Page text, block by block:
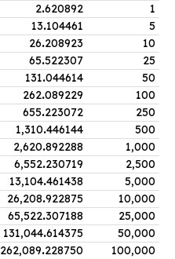
1
2.620892
5
13.104461
10
26.208923
25
65.522307
50
131.044614
100
262.089229
250
655.223072
500
1,310.446144
1,000
2,620.892288
2,500
6,552.230719
5,000
13,104.461438
10,000
26,208.922875
25,000
65,522.307188
50,000
131,044.614375
100,000
262,089.228750